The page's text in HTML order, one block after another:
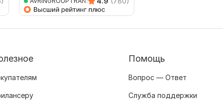
Помощь
Вопрос — Ответ
Служба поддержки